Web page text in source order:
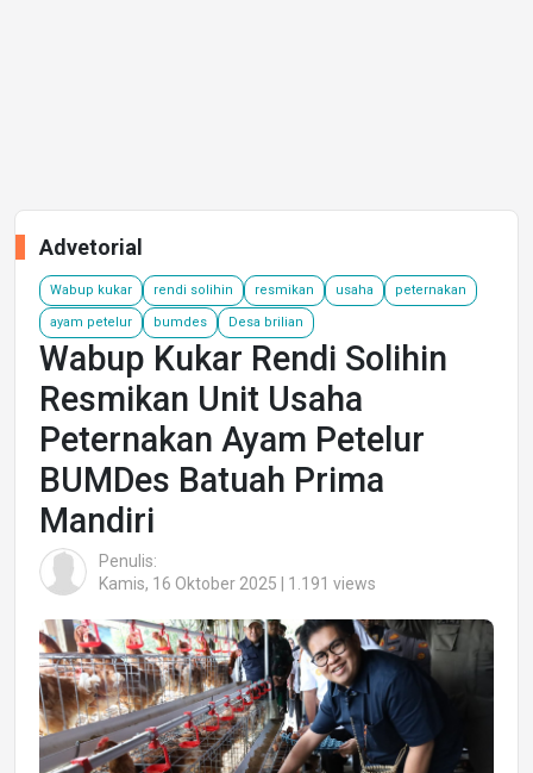
Advetorial
Wabup kukar rendi solihin resmikan usaha peternakan
ayam petelur bumdes Desa brilian
Wabup Kukar Rendi Solihin
Resmikan Unit Usaha
Peternakan Ayam Petelur
BUMDes Batuah Prima
Mandiri
Penulis:
Kamis, 16 Oktober 2025 | 1.191 views